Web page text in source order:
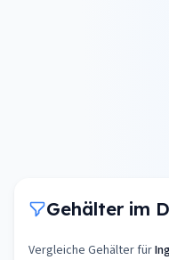
Gehälter im
Vergleiche Gehälter für